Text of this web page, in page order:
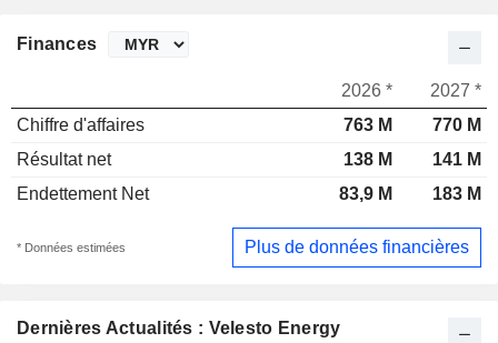
Dernières Actualités : Velesto Energy
Finances
2026 *
2027 *
Chiffre d'affaires
763 M
770 M
Résultat net
138 M
141 M
Endettement Net
83,9 M 183 M
* Données estimées Plus de données financières